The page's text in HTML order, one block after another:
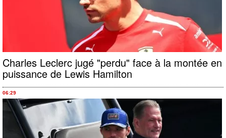
Charles Leclerc jugé "perdu" face à la montée en
puissance de Lewis Hamilton
06:29